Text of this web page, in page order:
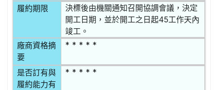
履約期限
決標後由機關通知召開協調會議，決定
開工日期，並於開工之日起45工作天內
竣工。
廠商資格摘
要
* * * * *
是否訂有與
履約能力有
* * * * *